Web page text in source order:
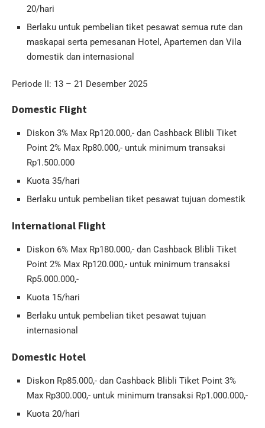
20/hari
Berlaku untuk pembelian tiket pesawat semua rute dan
maskapai serta pemesanan Hotel, Apartemen dan Vila
domestik dan internasional
Periode II: 13 – 21 Desember 2025
Domestic Flight
Diskon 3% Max Rp120.000,- dan Cashback Blibli Tiket
Point 2% Max Rp80.000,- untuk minimum transaksi
Rp1.500.000
Kuota 35/hari
Berlaku untuk pembelian tiket pesawat tujuan domestik
International Flight
Diskon 6% Max Rp180.000,- dan Cashback Blibli Tiket
Point 2% Max Rp120.000,- untuk minimum transaksi
Rp5.000.000,-
Kuota 15/hari
Berlaku untuk pembelian tiket pesawat tujuan
internasional
Domestic Hotel
Diskon Rp85.000,- dan Cashback Blibli Tiket Point 3%
Max Rp300.000,- untuk minimum transaksi Rp1.000.000,-
Kuota 20/hari